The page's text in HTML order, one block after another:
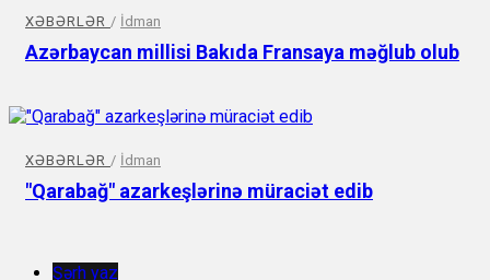
XƏBƏRLƏR / İdman
Azərbaycan millisi Bakıda Fransaya məğlub olub
XƏBƏRLƏR / İdman
"Qarabağ" azarkeşlərinə müraciət edib
Şərh yaz